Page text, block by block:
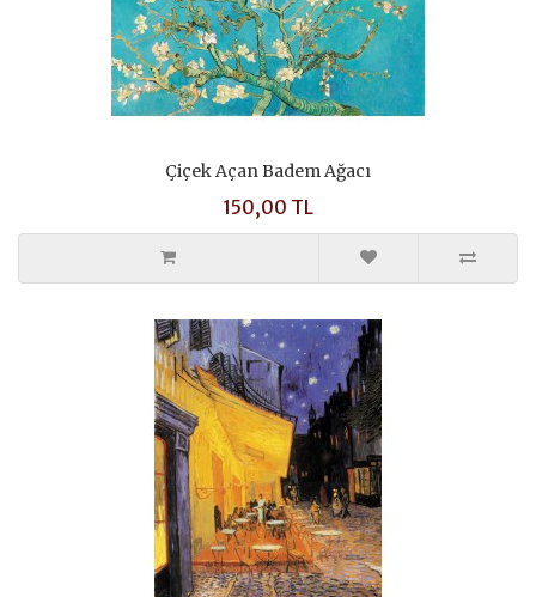
Çiçek Açan Badem Ağacı
150,00 TL